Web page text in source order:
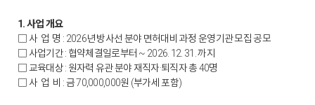
1. 사업 개요
□ 사 업 명 : 2026년 방사선 분야 면허대비 과정 운영기관 모집 공모
□ 사업기간 : 협약체결일로부터 ~ 2026. 12. 31. 까지
□ 교육대상 : 원자력 유관 분야 재직자·퇴직자 총 40명
□ 사 업 비 : 금 70,000,000원 (부가세 포함)